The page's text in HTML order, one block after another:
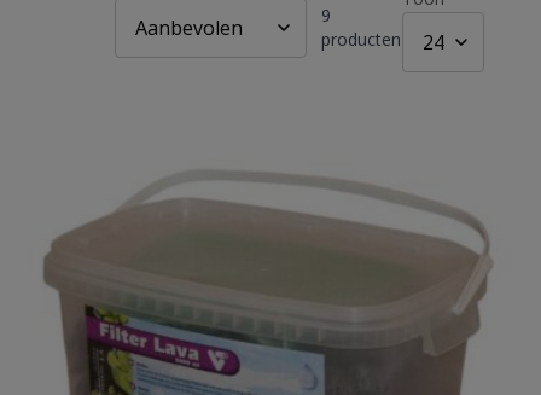
9
producten